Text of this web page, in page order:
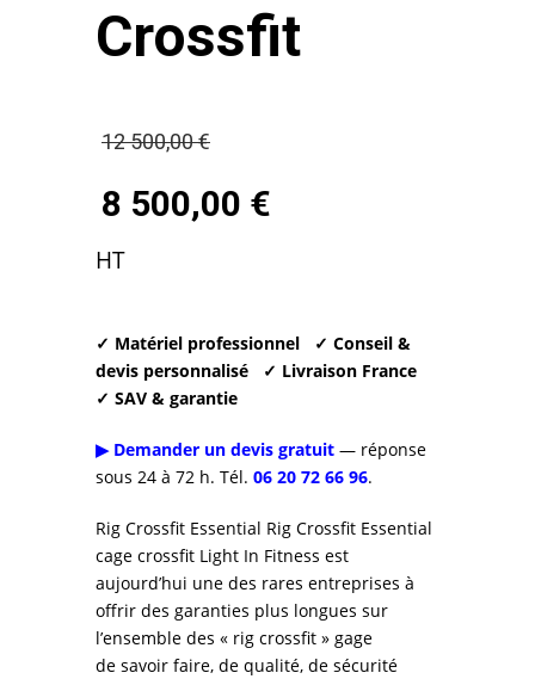
Crossfit
12 500,00€
prix
12
500,00 €.
8 500,00 €
Le
actuel
est :
8
500,00 €.
HT
✓ Matériel professionnel
✓ Conseil &
devis personnalisé
✓ Livraison France
✓ SAV & garantie
▶ Demander un devis gratuit — réponse
sous 24 à 72 h. Tél. 06 20 72 66 96.
Rig Crossfit Essential Rig Crossfit Essential
cage crossfit Light In Fitness est
aujourd’hui une des rares entreprises à
offrir des garanties plus longues sur
l’ensemble des « rig crossfit » gage
de savoir faire, de qualité, de sécurité